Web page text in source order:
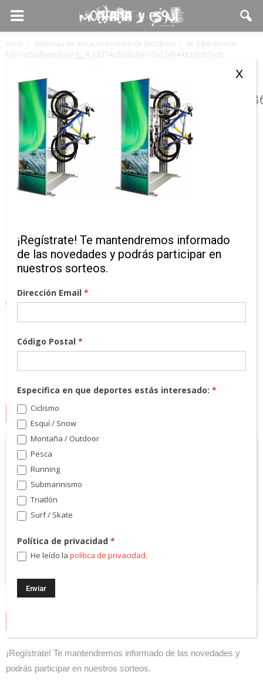
Inicio Sistemas de almacenamiento de bicicletas
wi-bike-service-
fahrradaufbewahrung__4_e3374c8bf836a1c0a12454483de8d1e6-
wi-bike-service-
600×450
MARCAS
¡Regístrate! Te mantendremos informado de las novedades y
podrás participar en nuestros sorteos.
¡Regístrate! Te mantendremos informado
de las novedades y podrás participar en
nuestros sorteos.
Dirección Email*
Código Postal*
Especifica en que deportes estás interesado:*
Ciclismo
Esquí / Snow
Montaña / Outdoor
Pesca
Running
Submarinismo
Triatlón
Surf / Skate
Política de privacidad*
He leído lapolítica de privacidad.
X